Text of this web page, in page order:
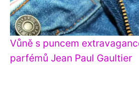
Vůně s puncem
parfémů Jean Paul Gaultier